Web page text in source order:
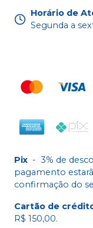
Horário de
Segunda a
Pix - 3% de
pagamento
confirmação do
Cartão de
R$ 150,00.